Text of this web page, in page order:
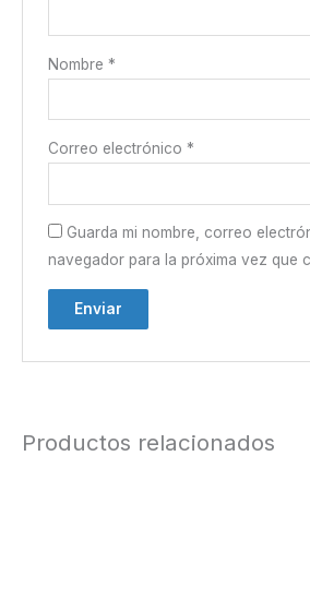
Nombre *
Correo electrónico *
Guarda mi nombre, correo
navegador para la próxima vez que
Productos relacionados